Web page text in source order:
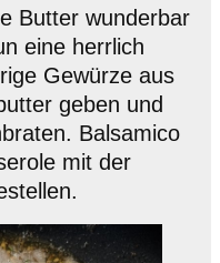
Butter wunderbar
eine herrlich
Gewürze aus
geben und
Balsamico
mit der